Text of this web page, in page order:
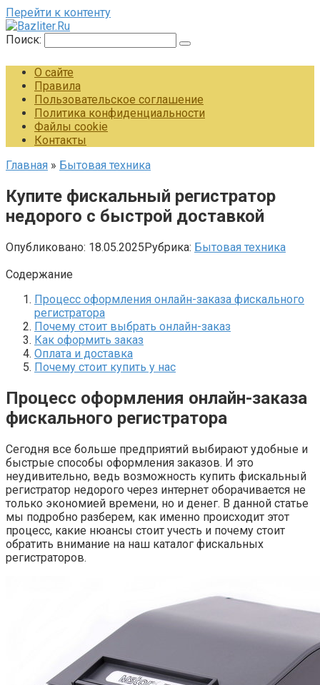
Перейти к контенту
Поиск:
О сайте
Правила
Пользовательское соглашение
Политика конфиденциальности
Файлы cookie
Контакты
Главная » Бытовая техника
Купите фискальный регистратор
недорого с быстрой доставкой
Опубликовано: 18.05.2025Рубрика: Бытовая техника
Содержание
Процесс оформления онлайн-заказа фискального
регистратора
Почему стоит выбрать онлайн-заказ
Как оформить заказ
Оплата и доставка
Почему стоит купить у нас
Процесс оформления онлайн-заказа
фискального регистратора
Сегодня все больше предприятий выбирают удобные и
быстрые способы оформления заказов. И это
неудивительно, ведь возможность купить фискальный
регистратор недорого через интернет оборачивается не
только экономией времени, но и денег. В данной статье
мы подробно разберем, как именно происходит этот
процесс, какие нюансы стоит учесть и почему стоит
обратить внимание на наш каталог фискальных
регистраторов.